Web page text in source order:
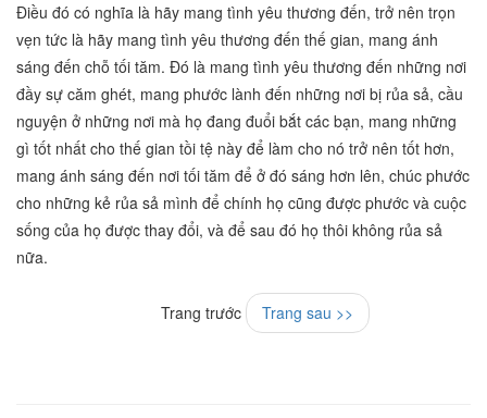
Điều đó có nghĩa là hãy mang tình yêu thương đến, trở nên trọn
vẹn tức là hãy mang tình yêu thương đến thế gian, mang ánh
sáng đến chỗ tối tăm. Đó là mang tình yêu thương đến những nơi
đầy sự căm ghét, mang phước lành đến những nơi bị rủa sả, cầu
nguyện ở những nơi mà họ đang đuổi bắt các bạn, mang những
gì tốt nhất cho thế gian tồi tệ này để làm cho nó trở nên tốt hơn,
mang ánh sáng đến nơi tối tăm để ở đó sáng hơn lên, chúc phước
cho những kẻ rủa sả mình để chính họ cũng được phước và cuộc
sống của họ được thay đổi, và để sau đó họ thôi không rủa sả
nữa.
Trang trước Trang sau >>